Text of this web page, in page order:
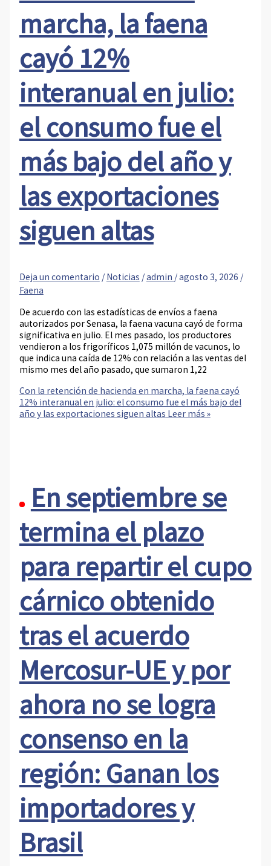
marcha, la faena
cayó 12%
interanual en julio:
el consumo fue el
más bajo del año y
las exportaciones
siguen altas
Deja un comentario / Noticias /admin /agosto 3, 2026 /
Faena
De acuerdo con las estadísticas de envíos a faena
autorizados por Senasa, la faena vacuna cayó de forma
significativa en julio. El mes pasado, los productores
vendieron a los frigoríficos 1,075 millón de vacunos, lo
que indica una caída de 12% con relación a las ventas del
mismo mes del año pasado, que sumaron 1,22
Con la retención de hacienda en marcha, la faena cayó
12% interanual en julio: el consumo fue el más bajo del
año y las exportaciones siguen altas Leer más »
En septiembre se
termina el plazo
para repartir el cupo
cárnico obtenido
tras el acuerdo
Mercosur-UE y por
ahora no se logra
consenso en la
región: Ganan los
importadores y
Brasil